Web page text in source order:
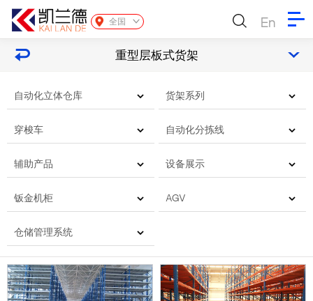
全国 En
重型层板式货架
自动化立体仓库 货架系列
穿梭车 自动化分拣线
辅助产品 设备展示
钣金机柜 AGV
仓储管理系统